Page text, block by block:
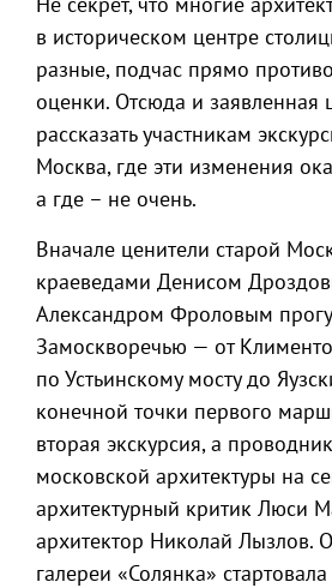
в историческом центре
разные, подчас прямо
оценки. Отсюда и заявленная
рассказать участникам
Москва, где эти изменения
а где – не очень.
Вначале ценители старой
краеведами Денисом
Александром Фроловым
Замоскворечью — от
по Устьинскому мосту до
конечной точки первого
вторая экскурсия, а
московской архитектуры на
архитектурный критик Люси
архитектор Николай Лызлов.
галереи «Солянка» стартовала